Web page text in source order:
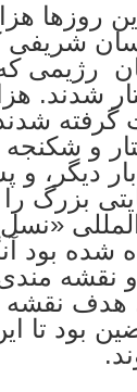
روزها
رژیمی
شدند.
گرفته
و شکنجه
دیگر،
بزرگ را
شده بود
و نقشه
نقشه
بود تا